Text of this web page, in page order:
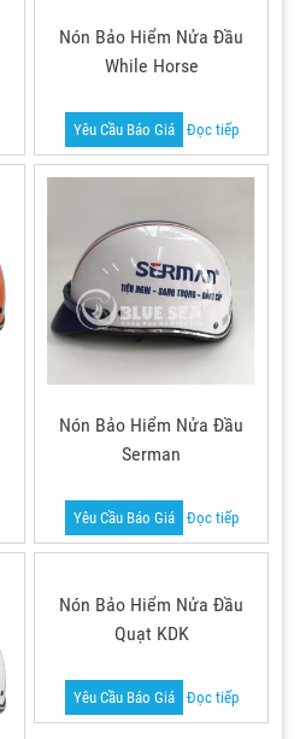
Nón Bảo Hiểm Nửa Đầu
While Horse
Yêu Cầu Báo Giá Đọc tiếp
Nón Bảo Hiểm Nửa Đầu
Serman
Yêu Cầu Báo Giá Đọc tiếp
Nón Bảo Hiểm Nửa Đầu
Quạt KDK
Yêu Cầu Báo Giá Đọc tiếp